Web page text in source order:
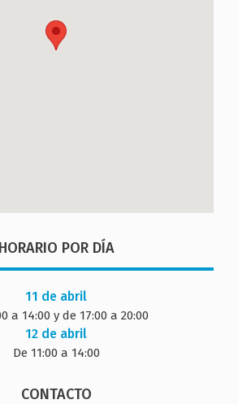
HORARIO POR DÍA
11 de abril
a 14:00 y de 17:00 a 20:00
12 de abril
De 11:00 a 14:00
CONTACTO